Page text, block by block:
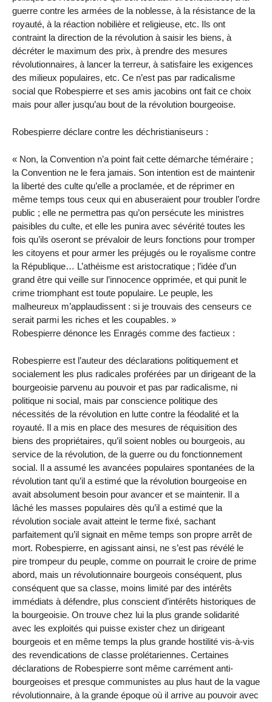
guerre contre les armées de la noblesse, à la résistance de la
royauté, à la réaction nobilière et religieuse, etc. Ils ont
contraint la direction de la révolution à saisir les biens, à
décréter le maximum des prix, à prendre des mesures
révolutionnaires, à lancer la terreur, à satisfaire les exigences
des milieux populaires, etc. Ce n’est pas par radicalisme
social que Robespierre et ses amis jacobins ont fait ce choix
mais pour aller jusqu’au bout de la révolution bourgeoise.
Robespierre déclare contre les déchristianiseurs :
« Non, la Convention n’a point fait cette démarche téméraire ;
la Convention ne le fera jamais. Son intention est de maintenir
la liberté des culte qu’elle a proclamée, et de réprimer en
même temps tous ceux qui en abuseraient pour troubler l’ordre
public ; elle ne permettra pas qu’on persécute les ministres
paisibles du culte, et elle les punira avec sévérité toutes les
fois qu’ils oseront se prévaloir de leurs fonctions pour tromper
les citoyens et pour armer les préjugés ou le royalisme contre
la République… L’athéisme est aristocratique ; l’idée d’un
grand être qui veille sur l’innocence opprimée, et qui punit le
crime triomphant est toute populaire. Le peuple, les
malheureux m’applaudissent : si je trouvais des censeurs ce
serait parmi les riches et les coupables. »
Robespierre dénonce les Enragés comme des factieux :
Robespierre est l’auteur des déclarations politiquement et
socialement les plus radicales proférées par un dirigeant de la
bourgeoisie parvenu au pouvoir et pas par radicalisme, ni
politique ni social, mais par conscience politique des
nécessités de la révolution en lutte contre la féodalité et la
royauté. Il a mis en place des mesures de réquisition des
biens des propriétaires, qu’il soient nobles ou bourgeois, au
service de la révolution, de la guerre ou du fonctionnement
social. Il a assumé les avancées populaires spontanées de la
révolution tant qu’il a estimé que la révolution bourgeoise en
avait absolument besoin pour avancer et se maintenir. Il a
lâché les masses populaires dès qu’il a estimé que la
révolution sociale avait atteint le terme fixé, sachant
parfaitement qu’il signait en même temps son propre arrêt de
mort. Robespierre, en agissant ainsi, ne s’est pas révélé le
pire trompeur du peuple, comme on pourrait le croire de prime
abord, mais un révolutionnaire bourgeois conséquent, plus
conséquent que sa classe, moins limité par des intérêts
immédiats à défendre, plus conscient d’intérêts historiques de
la bourgeoisie. On trouve chez lui la plus grande solidarité
avec les exploités qui puisse exister chez un dirigeant
bourgeois et en même temps la plus grande hostilité vis-à-vis
des revendications de classe prolétariennes. Certaines
déclarations de Robespierre sont même carrément anti-
bourgeoises et presque communistes au plus haut de la vague
révolutionnaire, à la grande époque où il arrive au pouvoir avec